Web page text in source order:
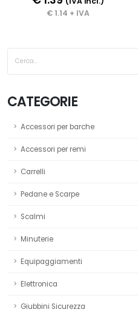
CATEGORIE
Accessori per barche
Accessori per remi
Carrelli
Pedane e Scarpe
Scalmi
Minuterie
Equipaggiamenti
Elettronica
Giubbini Sicurezza
€ 1.14 + IVA